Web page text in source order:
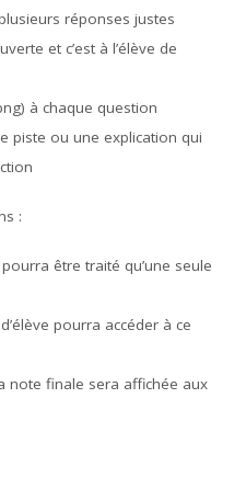
réponses justes
et c’est à l’élève de
à chaque question
piste ou une explication qui
:
être traité qu’une seule
pourra accéder à ce
note finale sera affichée aux